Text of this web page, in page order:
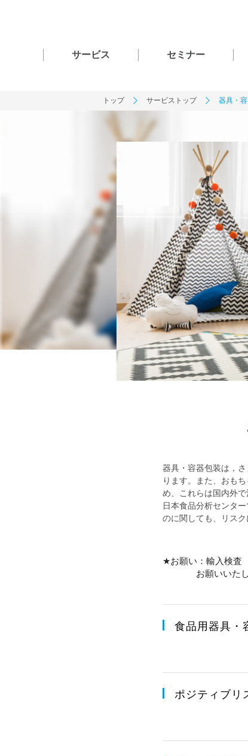
サービス セミナー
トップ サービストップ 器具・
器具・容器包装は，
ります。また、おも
め、これらは国内外で
日本食品分析センタ
のに関しても、リスク
★お願い：輸入検査
お願いいたし
食品用器具・
ポジティブ